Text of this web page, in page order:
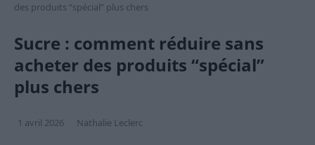
des produits “spécial” plus chers
Sucre : comment réduire sans
acheter des produits “spécial”
plus chers
1 avril 2026 Nathalie Leclerc